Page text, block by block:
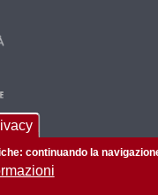
riservati
continuando la